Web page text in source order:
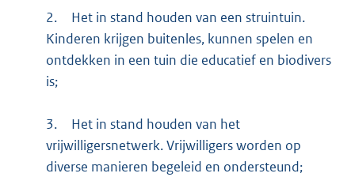
2.
Het in stand houden van een struintuin.
Kinderen krijgen buitenles, kunnen spelen en
ontdekken in een tuin die educatief en biodivers
is;
3.
Het in stand houden van het
vrijwilligersnetwerk. Vrijwilligers worden op
diverse manieren begeleid en ondersteund;